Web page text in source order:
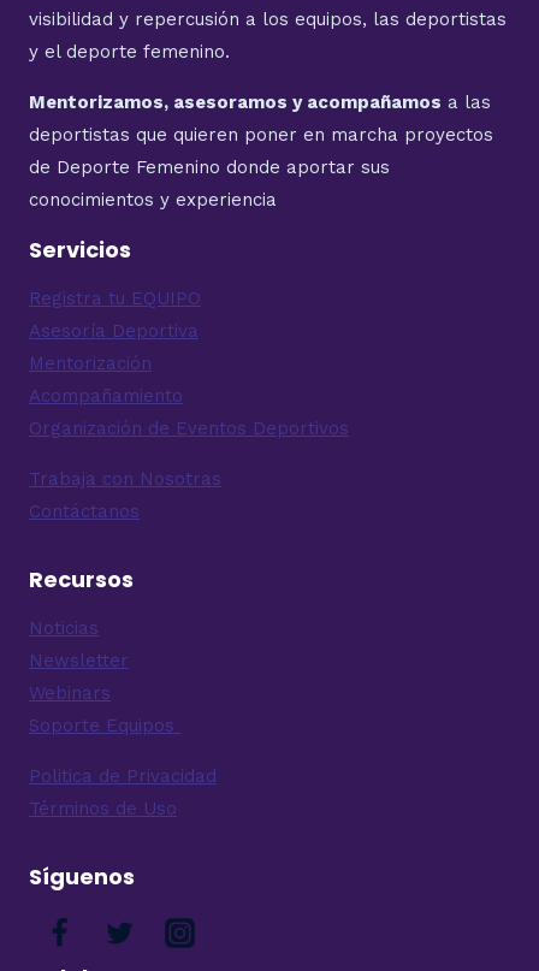
visibilidad y repercusión a los equipos, las deportistas
y el deporte femenino.
Mentorizamos, asesoramos y acompañamos a las
deportistas que quieren poner en marcha proyectos
de Deporte Femenino donde aportar sus
conocimientos y experiencia
Servicios
Registra tu EQUIPO
Asesoría Deportiva
Mentorización
Acompañamiento
Organización de Eventos Deportivos
Trabaja con Nosotras
Contáctanos
Recursos
Noticias
Newsletter
Webinars
Soporte Equipos
Politica de Privacidad
Términos de Uso
Síguenos